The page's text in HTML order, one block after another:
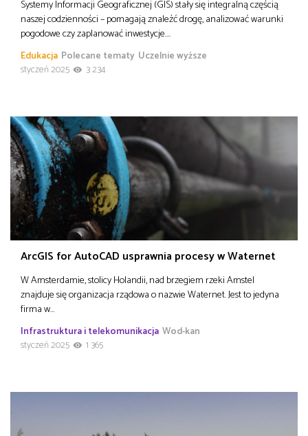
Systemy Informacji Geograficznej (GIS) stały się integralną częścią
naszej codzienności – pomagają znaleźć drogę, analizować warunki
pogodowe czy zaplanować inwestycje….
Edukacja Polecane tematy Uczelnie wyższe
styczeń 2025
3 234
ArcGIS for AutoCAD usprawnia procesy w Waternet
W Amsterdamie, stolicy Holandii, nad brzegiem rzeki Amstel
znajduje się organizacja rządowa o nazwie Waternet. Jest to jedyna
firma w…
Infrastruktura i telekomunikacja Wod-kan
styczeń 2025
1 365